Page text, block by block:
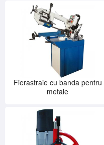
Fierastraie cu banda pentru
metale